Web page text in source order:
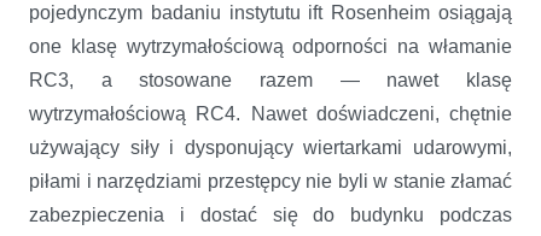
pojedynczym badaniu instytutu ift Rosenheim osiągają
one klasę wytrzymałościową odporności na włamanie
RC3, a stosowane razem — nawet klasę
wytrzymałościową RC4. Nawet doświadczeni, chętnie
używający siły i dysponujący wiertarkami udarowymi,
piłami i narzędziami przestępcy nie byli w stanie złamać
zabezpieczenia i dostać się do budynku podczas